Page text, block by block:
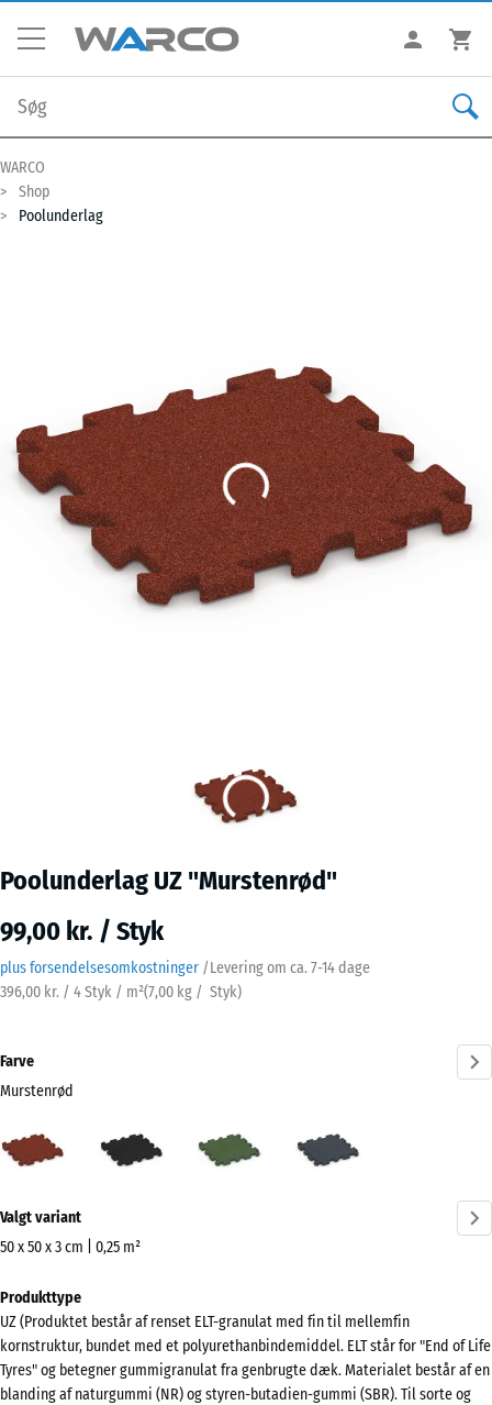
WARCO
Shop
Poolunderlag
Poolunderlag UZ "Murstenrød"
99,00 kr. / Styk
plus forsendelsesomkostninger /Levering om ca. 7-14 dage
396,00 kr. / 4 Styk / m²(7,00 kg / Styk)
Farve
Murstenrød
Murstenrød
(active)
Græsgrøn
information
om
Vis
farvepalette
Murstenrød(active)
Valgt variant
50 x 50 x 3 cm | 0,25 m²
til
forsendelse
540
x
Produkttype
UZ (Produktet består af renset ELT-granulat med fin til mellemfin
kornstruktur, bundet med et polyurethanbindemiddel. ELT står for "End of Life
Tyres" og betegner gummigranulat fra genbrugte dæk. Materialet består af en
blanding af naturgummi (NR) og styren-butadien-gummi (SBR). Til sorte og